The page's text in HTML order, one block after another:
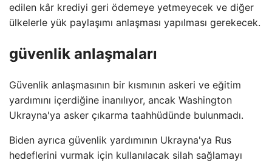
edilen kâr krediyi geri ödemeye yetmeyecek ve diğer
ülkelerle yük paylaşımı anlaşması yapılması gerekecek.
güvenlik anlaşmaları
Güvenlik anlaşmasının bir kısmının askeri ve eğitim
yardımını içerdiğine inanılıyor, ancak Washington
Ukrayna'ya asker çıkarma taahhüdünde bulunmadı.
Biden ayrıca güvenlik yardımının Ukrayna'ya Rus
hedeflerini vurmak için kullanılacak silah sağlamayı